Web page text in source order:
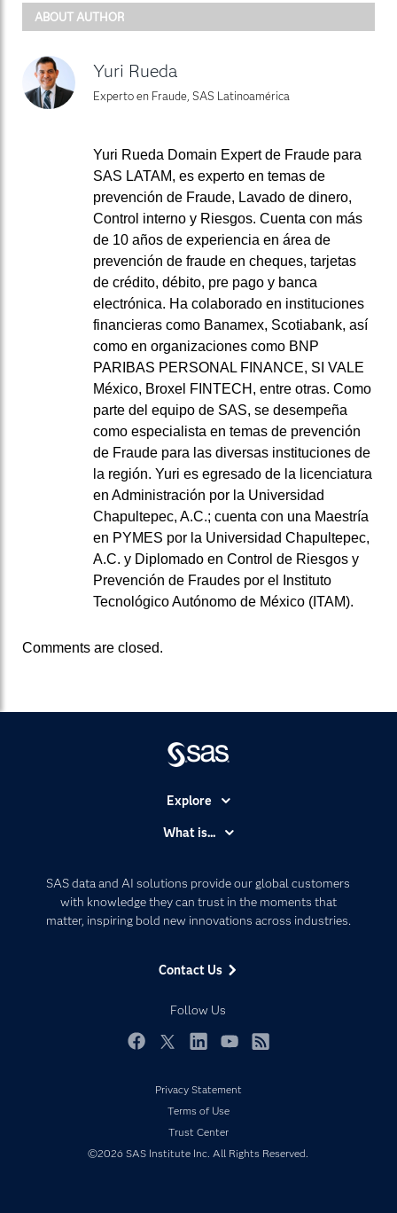
ABOUT AUTHOR
Yuri Rueda
Experto en Fraude, SAS Latinoamérica
Yuri Rueda Domain Expert de Fraude para
SAS LATAM, es experto en temas de
prevención de Fraude, Lavado de dinero,
Control interno y Riesgos. Cuenta con más
de 10 años de experiencia en área de
prevención de fraude en cheques, tarjetas
de crédito, débito, pre pago y banca
electrónica. Ha colaborado en instituciones
financieras como Banamex, Scotiabank, así
como en organizaciones como BNP
PARIBAS PERSONAL FINANCE, SI VALE
México, Broxel FINTECH, entre otras. Como
parte del equipo de SAS, se desempeña
como especialista en temas de prevención
de Fraude para las diversas instituciones de
la región. Yuri es egresado de la licenciatura
en Administración por la Universidad
Chapultepec, A.C.; cuenta con una Maestría
en PYMES por la Universidad Chapultepec,
A.C. y Diplomado en Control de Riesgos y
Prevención de Fraudes por el Instituto
Tecnológico Autónomo de México (ITAM).
Comments are closed.
SAS data and AI solutions provide our global customers
with knowledge they can trust in the moments that
matter, inspiring bold new innovations across industries.
Contact Us
Follow Us
Explore
Communities
Company
Developers
Documentation
Events
My SAS
Newsroom
Products
What is...
Artificial Intelligence
Data Management
Privacy Statement
Terms of Use
Trust Center
©2026 SAS Institute Inc. All Rights Reserved.